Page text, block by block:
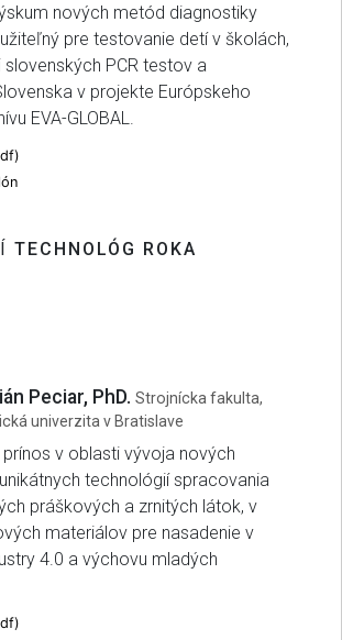
nových metód diagnostiky
pre testovanie detí v školách,
PCR testov a
v projekte Európskeho
EVA-GLOBAL.
TECHNOLÓG ROKA
Peciar, PhD. Strojnícka fakulta,
univerzita v Bratislave
v oblasti vývoja nových
technológií spracovania
práškových a zrnitých látok, v
materiálov pre nasadenie v
4.0 a výchovu mladých